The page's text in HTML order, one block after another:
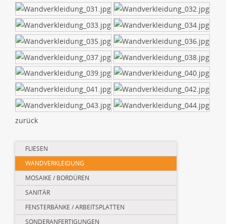
zurück
Navigation
überspringen
FLIESEN
WANDVERKLEIDUNG
MOSAIKE / BORDÜREN
SANITÄR
FENSTERBÄNKE / ARBEITSPLATTEN
SONDERANFERTIGUNGEN